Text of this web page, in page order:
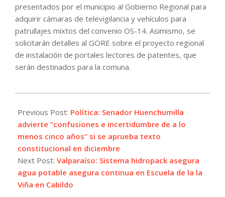
presentados por el municipio al Gobierno Regional para
adquirir cámaras de televigilancia y vehículos para
patrullajes mixtos del convenio OS-14. Asimismo, se
solicitarán detalles al GORE sobre el proyecto regional
de instalación de portales lectores de patentes, que
serán destinados para la comuna.
11-
21
Previous Post: Política: Senador Huenchumilla
advierte “confusiones e incertidumbre de a lo
menos cinco años” si se aprueba texto
constitucional en diciembre
Next Post: Valparaíso: Sistema hidropack asegura
agua potable asegura continua en Escuela de la la
Viña en Cabildo